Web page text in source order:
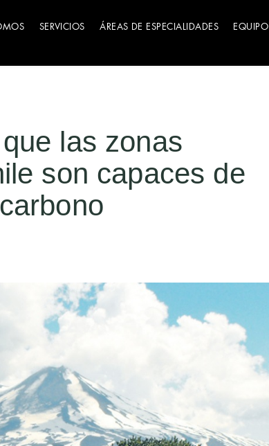
SERVICIOS ÁREAS DE ESPECIALIDADES EQUIPO
las zonas
son capaces de